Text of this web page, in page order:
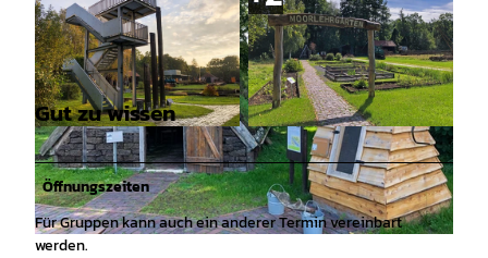
© Moor- und Fehnmuseum Elisabethfehn |
© Moor- und Fehnmuseum Elisabethfehn |
CC-BY
© Moor- und Fehnmuseum Elisabethfehn |
CC-BY
Gut zu wissen
Öffnungszeiten
Für Gruppen kann auch ein anderer Termin vereinbart
werden.